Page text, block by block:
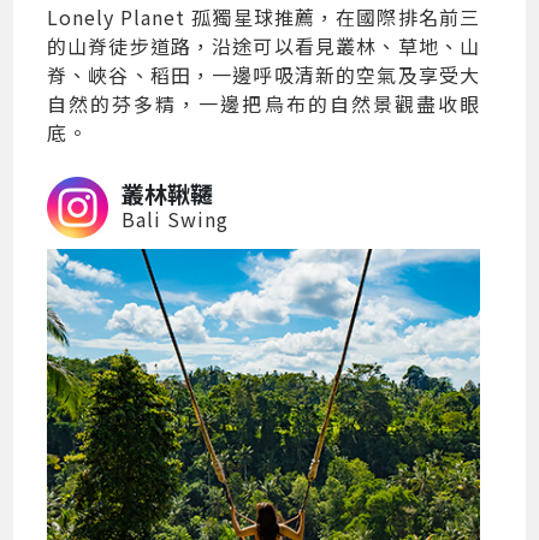
Lonely Planet 孤獨星球推薦，在國際排名前三
的山脊徒步道路，沿途可以看見叢林、草地、山
脊、峽谷、稻田，一邊呼吸清新的空氣及享受大
自然的芬多精，一邊把烏布的自然景觀盡收眼
底。
叢林鞦韆
Bali Swing